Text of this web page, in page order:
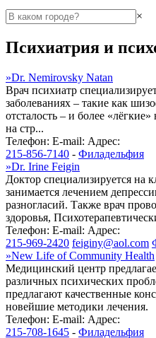
×
Психиатрия и
»Dr. Nemirovsky Natan
Врач психиатр
заболеваниях – такие как
отсталость – и более
на стр...
Телефон: E-mail: Адрес:
215-856-7140 - Филадельфия
»Dr. Irine Feigin
Доктор специализируется на
занимается лечением
разногласий. Также врач
здоровья,
Телефон: E-mail: Адрес:
215-969-2420 feiginy@aol.com
»New Life of Community Health
Медицинский центр
различных психических
предлагают качественные
новейшие методики лечения.
Телефон: E-mail: Адрес:
215-708-1645 - Филадельфия